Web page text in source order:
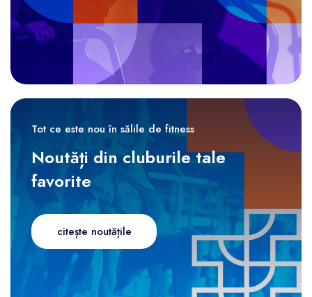
Tot ce este nou în sălile de fitness
Noutăți din cluburile tale
favorite
citește noutățile